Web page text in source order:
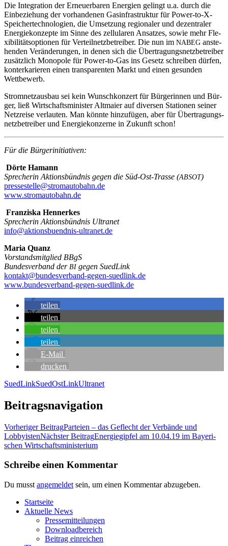
Die Inte­gra­ti­on der Erneu­er­ba­ren Ener­gien gelingt u.a. durch die
Ein­be­zie­hung der vor­han­de­nen Gas­in­fra­struk­tur für Power-to-X-
Spei­cher­tech­no­lo­gien, die Umset­zung regio­na­ler und dezen­tra­ler
Ener­gie­kon­zep­te im Sin­ne des zel­lu­la­ren Ansat­zes, sowie mehr Fle­
xi­bi­li­täts­op­tio­nen für Ver­teil­netz­be­trei­ber. Die nun im NABEG anste­
hen­den Ver­än­de­run­gen, in denen sich die Über­tra­gungs­netz­be­trei­ber
zusätz­lich Mono­po­le für Power-to-Gas ins Gesetz schrei­ben dür­fen,
kon­ter­ka­rie­ren einen trans­pa­ren­ten Markt und einen gesun­den
Wettbewerb.
Strom­netz­aus­bau sei kein Wunsch­kon­zert für Bür­ge­rin­nen und Bür­
ger, ließ Wirt­schafts­mi­nis­ter Alt­mai­er auf diver­sen Sta­tio­nen sei­ner
Netz­rei­se ver­lau­ten. Man könn­te hin­zu­fü­gen, aber für Über­tra­gungs­
netz­be­trei­ber und Ener­gie­kon­zer­ne in Zukunft schon!
Für die Bürgerinitiativen:
Dör­te Hamann
Spre­che­rin Akti­ons­bünd­nis gegen die Süd-Ost-Tras­se (ABSOT)
pressestelle@stromautobahn.de
www.stromautobahn.de
Fran­zis­ka Hennerkes
Spre­che­rin Akti­ons­bünd­nis Ultranet
info@aktionsbuendnis-ultranet.de
Maria Quanz
Vor­stands­mit­glied BBgS
Bun­des­ver­band der BI gegen SuedLink
kontakt@bundesverband-gegen-suedlink.de
www.bundesverband-gegen-suedlink.de
tei­len
tei­len
tei­len
tei­len
E‑Mail
dru­cken
SuedLinkSuedOstLinkUltranet
Beitragsnavigation
Vorheriger BeitragPar­tei­en – das Geflecht der Ver­bän­de und
LobbyistenNächster BeitragEner­gie­gip­fel am 10.04.19 im Baye­ri­
schen Wirtschaftsministerium
Schreibe einen Kommentar
Du musst angemeldet sein, um einen Kommentar abzugeben.
Start­sei­te
Aktu­el­le News
Pres­se­mit­tei­lun­gen
Down­load­be­reich
Bei­trag einreichen